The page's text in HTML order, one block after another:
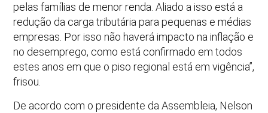
pelas famílias de menor renda. Aliado a isso está a
redução da carga tributária para pequenas e médias
empresas. Por isso não haverá impacto na inflação e
no desemprego, como está confirmado em todos
estes anos em que o piso regional está em vigência”,
frisou.
De acordo com o presidente da Assembleia, Nelson